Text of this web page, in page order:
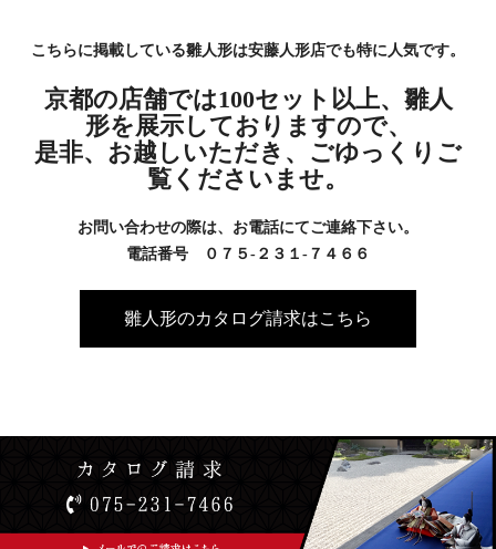
こちらに掲載している雛人形は安藤人形店でも特に人気です。
京都の店舗では100セット以上、雛人
形を展示しておりますので、
是非、お越しいただき、ごゆっくりご
覧くださいませ。
お問い合わせの際は、お電話にてご連絡下さい。
電話番号 ０７５-２３１-７４６６
雛人形のカタログ請求はこちら